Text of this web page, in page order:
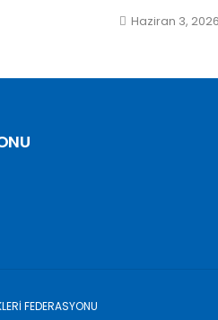
Haziran 3, 2026
FEDERASYONU